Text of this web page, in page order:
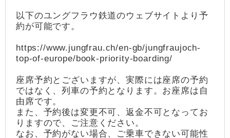
以下のユングフラウ鉄道のウェブサイトより予
約が可能です。
https://www.jungfrau.ch/en-gb/jungfraujoch-
top-of-europe/book-priority-boarding/
座席予約とございますが、実際には座席の予約
ではなく、列車の予約となります。お座席は自
由席です。
また、予約後は変更不可、返金不可となってお
りますので、ご注意ください。
なお、予約がない場合、ご乗車できない可能性